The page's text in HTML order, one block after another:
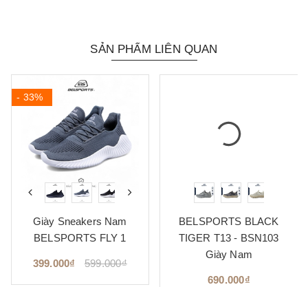
SẢN PHẨM LIÊN QUAN
- 33%
Giày Sneakers Nam
BELSPORTS FLY 1
399.000₫ 599.000₫
BELSPORTS BLACK
TIGER T13 - BSN103
Giày Nam
690.000₫